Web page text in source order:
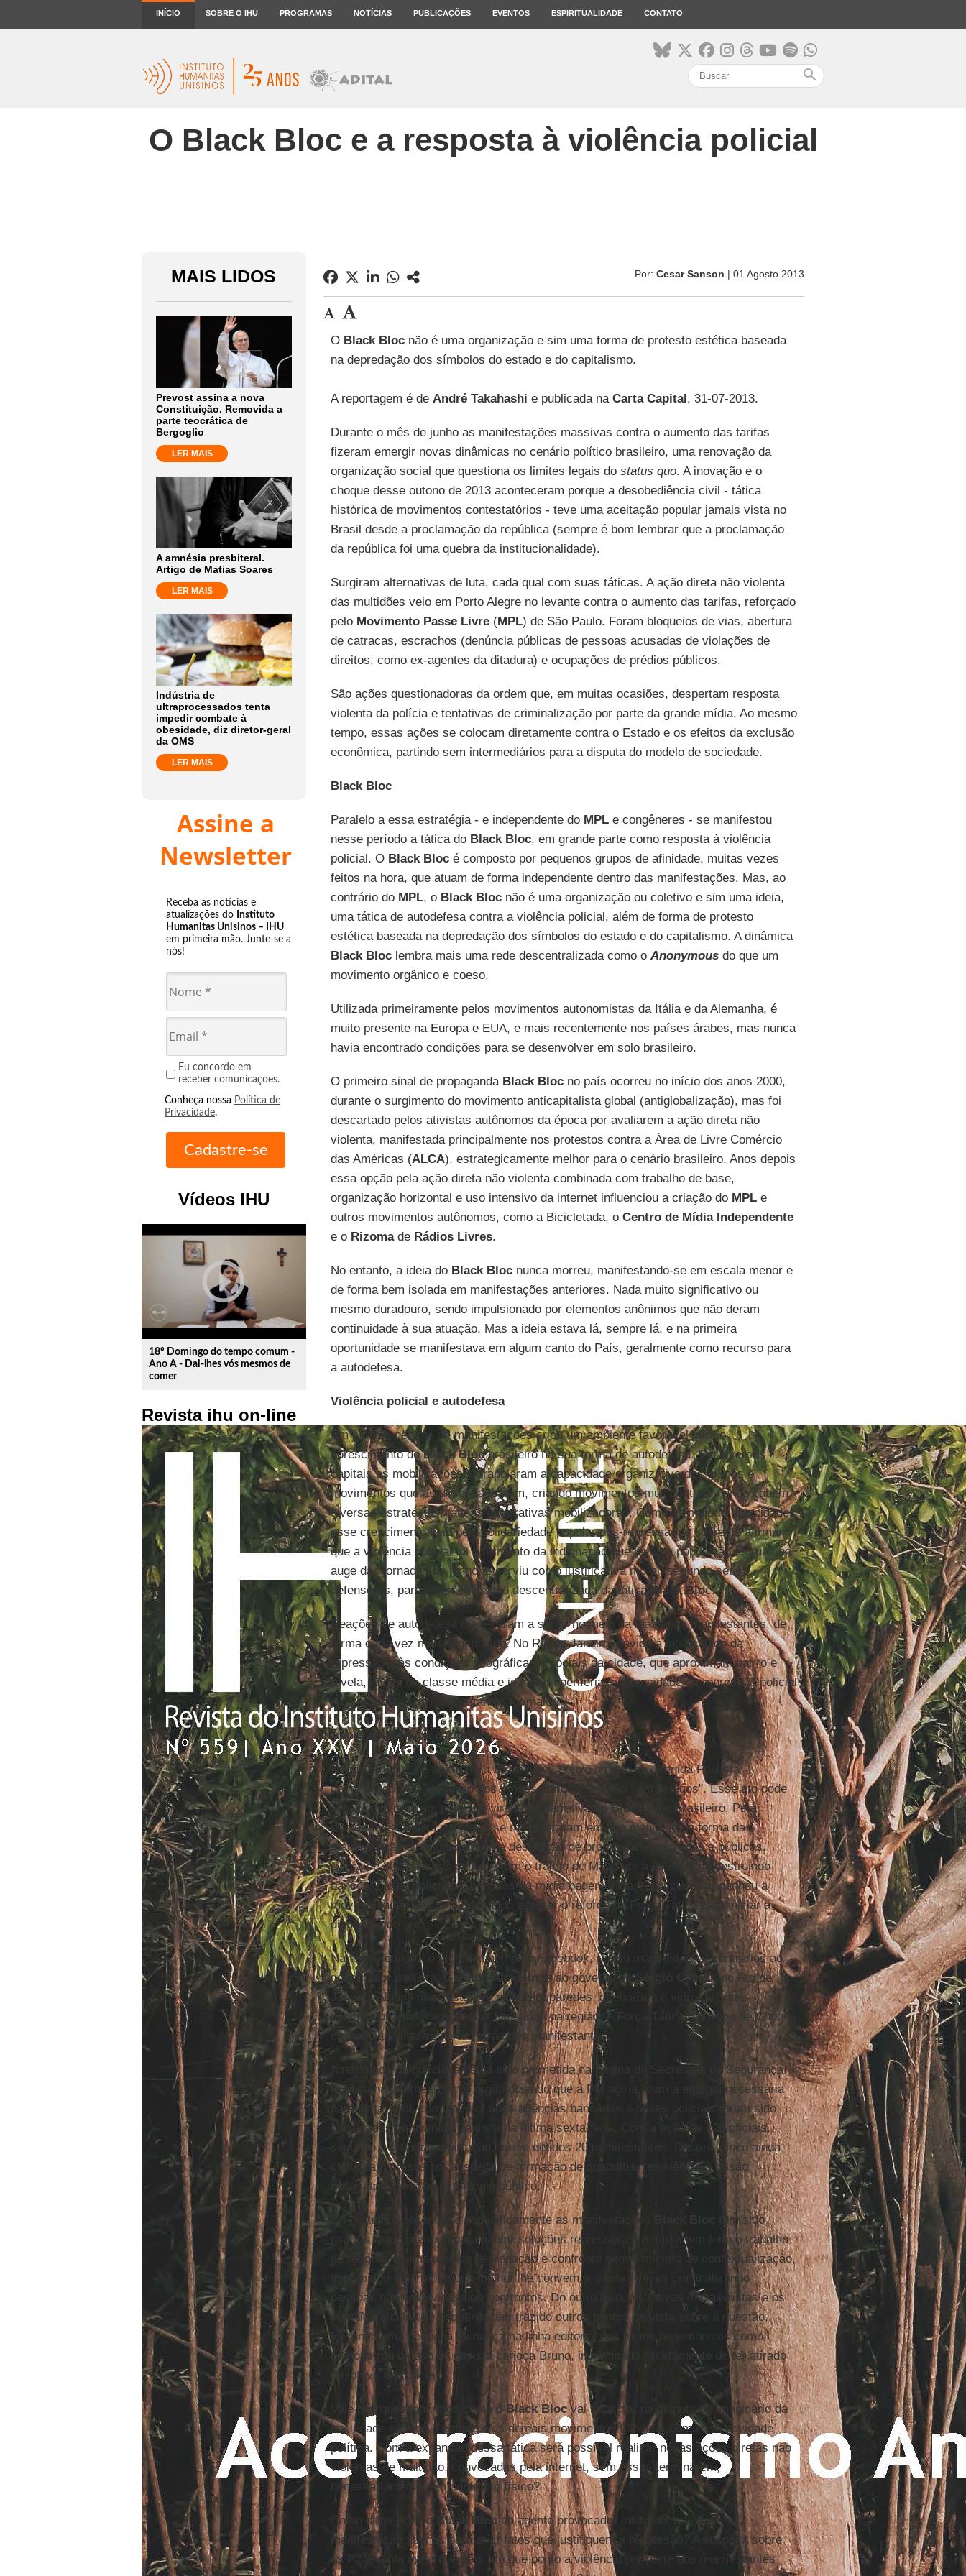
INÍCIO SOBRE O IHU PROGRAMAS NOTÍCIAS PUBLICAÇÕES EVENTOS ESPIRITUALIDADE CONTATO
search
O Black Bloc e a resposta à violência policial
MAIS LIDOS
Prevost assina a nova
Constituição. Removida a
parte teocrática de
Bergoglio
LER MAIS
A amnésia presbiteral.
Artigo de Matias Soares
LER MAIS
Indústria de
ultraprocessados tenta
impedir combate à
obesidade, diz diretor-geral
da OMS
LER MAIS
Assine a
Newsletter
Receba as notícias e
atualizações do Instituto
Humanitas Unisinos – IHU
em primeira mão. Junte-se a
nós!
Eu concordo em
receber comunicações.
Conheça nossa Política de
Privacidade.
Vídeos IHU
play_circle_outline
18º Domingo do tempo comum -
Ano A - Dai-lhes vós mesmos de
comer
Revista ihu on-line
Por: Cesar Sanson | 01 Agosto 2013
O Black Blocnão é uma organização e sim uma forma de protesto estética baseada
na depredação dos símbolos do estado e do capitalismo.
A reportagem é de André Takahashi e publicada na Carta Capital, 31-07-2013.
Durante o mês de junho as manifestações massivas contra o aumento das tarifas
fizeram emergir novas dinâmicas no cenário político brasileiro, uma renovação da
organização social que questiona os limites legais do status quo. A inovação e o
choque desse outono de 2013 aconteceram porque a desobediência civil - tática
histórica de movimentos contestatórios - teve uma aceitação popular jamais vista no
Brasil desde a proclamação da república (sempre é bom lembrar que a proclamação
da república foi uma quebra da institucionalidade).
Surgiram alternativas de luta, cada qual com suas táticas. A ação direta não violenta
das multidões veio em Porto Alegre no levante contra o aumento das tarifas, reforçado
pelo Movimento Passe Livre(MPL) de São Paulo. Foram bloqueios de vias, abertura
de catracas, escrachos (denúncia públicas de pessoas acusadas de violações de
direitos, como ex-agentes da ditadura) e ocupações de prédios públicos.
São ações questionadoras da ordem que, em muitas ocasiões, despertam resposta
violenta da polícia e tentativas de criminalização por parte da grande mídia. Ao mesmo
tempo, essas ações se colocam diretamente contra o Estado e os efeitos da exclusão
econômica, partindo sem intermediários para a disputa do modelo de sociedade.
Black Bloc
Paralelo a essa estratégia - e independente do MPLe congêneres - se manifestou
nesse período a tática do Black Bloc, em grande parte como resposta à violência
policial. O Black Blocé composto por pequenos grupos de afinidade, muitas vezes
feitos na hora, que atuam de forma independente dentro das manifestações. Mas, ao
contrário do MPL, o Black Blocnão é uma organização ou coletivo e sim uma ideia,
uma tática de autodefesa contra a violência policial, além de forma de protesto
estética baseada na depredação dos símbolos do estado e do capitalismo. A dinâmica
Black Bloclembra mais uma rede descentralizada como o Anonymous do que um
movimento orgânico e coeso.
Utilizada primeiramente pelos movimentos autonomistas da Itália e da Alemanha, é
muito presente na Europa e EUA, e mais recentemente nos países árabes, mas nunca
havia encontrado condições para se desenvolver em solo brasileiro.
O primeiro sinal de propaganda Black Blocno país ocorreu no início dos anos 2000,
durante o surgimento do movimento anticapitalista global (antiglobalização), mas foi
descartado pelos ativistas autônomos da época por avaliarem a ação direta não
violenta, manifestada principalmente nos protestos contra a Área de Livre Comércio
das Américas (ALCA), estrategicamente melhor para o cenário brasileiro. Anos depois
essa opção pela ação direta não violenta combinada com trabalho de base,
organização horizontal e uso intensivo da internet influenciou a criação do MPLe
outros movimentos autônomos, como a Bicicletada, o Centro de Mídia Independente
e o Rizomade Rádios Livres.
No entanto, a ideia do Black Blocnunca morreu, manifestando-se em escala menor e
de forma bem isolada em manifestações anteriores. Nada muito significativo ou
mesmo duradouro, sendo impulsionado por elementos anônimos que não deram
continuidade à sua atuação. Mas a ideia estava lá, sempre lá, e na primeira
oportunidade se manifestava em algum canto do País, geralmente como recurso para
a autodefesa.
Violência policial e autodefesa
Em junho o cenário de manifestações criou um ambiente favorável para o
florescimento doBlack Blocbrasileiro na sua forma de autodefesa. Em diversas
capitais as mobilizações extrapolaram a capacidade organizativa dos grupos e
movimentos que as desencadearam, criando movimentos multicêntricos onde cabem
diversas estratégias, táticas e narrativas mobilizadoras. Como na maioria das cidades
esse crescimento veio pela solidariedade popular pós-repressão, é coerente afirmar
que a violência policial foi o fermento da indignação que levou a população às ruas no
auge das jornadas de junho; e serviu como justificativa moral, segundo seus
defensores, para a disseminação descentralizada da tática Black Bloc.
Reações de autodefesa começaram a surgir no meio da massa de manifestantes, de
forma cada vez mais organizada. No Rio de Janeiro, devido à intensidade da
repressão e às condições geográficas e sociais da cidade, que aproximam bairro e
favela, jovem de classe média e jovem da periferia, a intensidade da repressão policial
e da resposta dos manifestantes foi maior.
Apoio aos irmãos cariocas
Recentemente, na sexta-feira 26 de julho, houve um ato na avenida Paulista
denominado "Ato em apoio aos irmãos cariocas versão sem pelegos". Esse ato pode
ser considerado um ponto de virada na narrativa doBlack Bloc
brasileiro. Pela
primeira vez a ideia e a tática se manifestaram em sua plenitude na forma da
manifestação direcionada para a destruição de propriedades privadas e públicas.
Cerca de 300 pessoas percorreram o trajeto do Masp até a 23 de Maio destruindo
bancos, bases policiais e veículos da mídia hegemônica. A polícia acompanhou a
movimentação de longe, alegando esperar o reforço da Força Tática para iniciar a
dispersão do ato.
Na terça-feira 30, o ato chamado peloFacebook, reuniu manifestantes contrários ao
governador paulista,
Geraldo Alckmin, e ao governo deSérgio Cabral,no Rio de
Janeiro. Alguns manifestantes picharam paredes, quebraram o vidro de uma
concessionária e de agências bancárias na região. A Força Tática e a tropa de Choque
da Polícia Militar seguiram atrás dos manifestantes.
A retomada da polícia já havia sido prometida na página da Secretaria de Segurança
Pública na internet, com o órgão dizendo que a PM agiria “com a energia necessária
para evitar atos criminosos,” após agências bancárias e bases policiais terem sido
danificadas na avenida Paulista na última sexta-feira. Com a ação de 220 oficiais,
segundo a própria corporação, foram detidos 20 manifestantes. Destes, cinco ainda
continuam presos por suspeita de formação de quadrilha, resistência à prisão,
desacato e dano ao patrimônio público.
Os protestos recentes e especificamente as manifestações
têm sido
usados como pretexto para pautar soluções repressoras. A mídia tem feito o trabalho
de recortar as imagens de depredação e confronto sem o mínimo de contextualização,
imprimindo a narrativa que melhor lhe convém, e muitas vezes criminalizando
pessoas não envolvidas nos confrontos. Do outro lado, iniciativas midialivristas e os
demais veículos de esquerda têm trazido outros pontos de vista sobre a questão,
forçando uma pequena mudança na linha editorial dos meios hegemônicos como
demonstrou o caso do ativista carioca Bruno, incriminado injustamente de ter atirado
molotovs na polícia.
Vale nos questionarmos como oBlack Blocvai impactar na disputa de imaginário da
sociedade e como o estado e os demais movimentos vão lidar com essa novidade
política. Com a expansão dessa tática será possível realizar novas ações diretas não
violentas de multidão, convocadas pela internet, sem essas terminarem,
necessariamente, em confronto físico?
Como diferenciar o Black Blocdo agente provocador infiltrado, que está na
manifestação apenas para criar fatos que justifiquem a repressão? A suspeita sobre
os P2 levanta outra questão: até que ponto a violência por parte dos manifestantes